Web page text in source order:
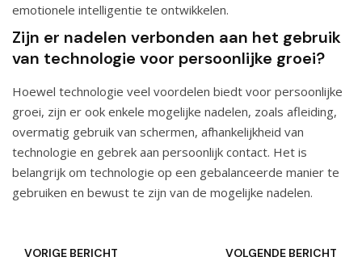
emotionele intelligentie te ontwikkelen.
Zijn er nadelen verbonden aan het gebruik
van technologie voor persoonlijke groei?
Hoewel technologie veel voordelen biedt voor persoonlijke
groei, zijn er ook enkele mogelijke nadelen, zoals afleiding,
overmatig gebruik van schermen, afhankelijkheid van
technologie en gebrek aan persoonlijk contact. Het is
belangrijk om technologie op een gebalanceerde manier te
gebruiken en bewust te zijn van de mogelijke nadelen.
VORIGE BERICHT VOLGENDE BERICHT